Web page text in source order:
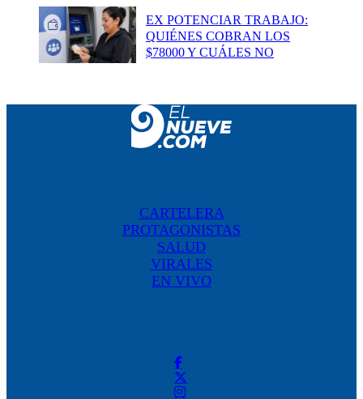
EX POTENCIAR TRABAJO:
QUIÉNES COBRAN LOS
$78000 Y CUÁLES NO
CARTELERA
PROTAGONISTAS
SALUD
VIRALES
EN VIVO